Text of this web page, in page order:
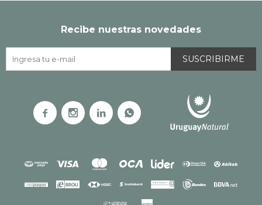
Recibe nuestras novedades
SUSCRIBIRME
   